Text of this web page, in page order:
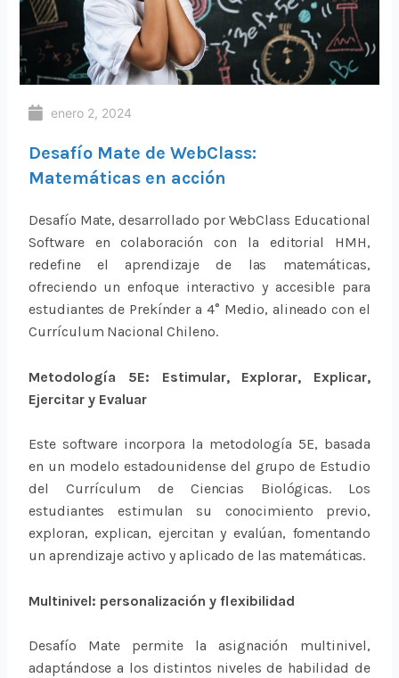
enero 2, 2024
Desafío Mate de WebClass:
Matemáticas en acción
Desafío Mate, desarrollado por WebClass Educational
Software en colaboración con la editorial HMH,
redefine el aprendizaje de las matemáticas,
ofreciendo un enfoque interactivo y accesible para
estudiantes de Prekínder a 4° Medio, alineado con el
Currículum Nacional Chileno.
Metodología 5E: Estimular, Explorar, Explicar,
Ejercitar y Evaluar
Este software incorpora la metodología 5E, basada
en un modelo estadounidense del grupo de Estudio
del Currículum de Ciencias Biológicas. Los
estudiantes estimulan su conocimiento previo,
exploran, explican, ejercitan y evalúan, fomentando
un aprendizaje activo y aplicado de las matemáticas.
Multinivel: personalización y flexibilidad
Desafío Mate permite la asignación multinivel,
adaptándose a los distintos niveles de habilidad de